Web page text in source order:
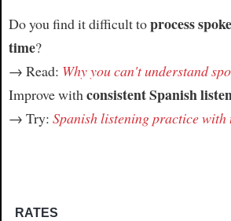
Do you find it difficult toprocess
time?
→ Read: Why you can't understand
Improve with consistent Spanish
→ Try: Spanish listening practice
RATES